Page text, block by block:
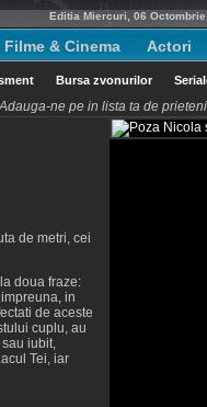
Editia Miercuri, 06
Filme & Cinema Actori
Bursa zvonurilor
ne pe in lista ta de
de metri, cei
doua fraze:
in
de aceste
cuplu, au
iubit,
Tei, iar